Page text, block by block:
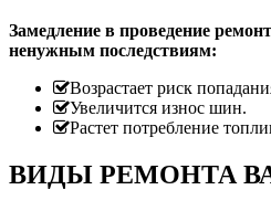
Замедление в проведение
ненужным последствиям:
Возрастает риск
Увеличится износ шин.
Растет потребление
ВИДЫ РЕМОНТА